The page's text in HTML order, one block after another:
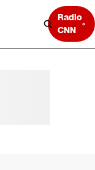
Radio
CNN